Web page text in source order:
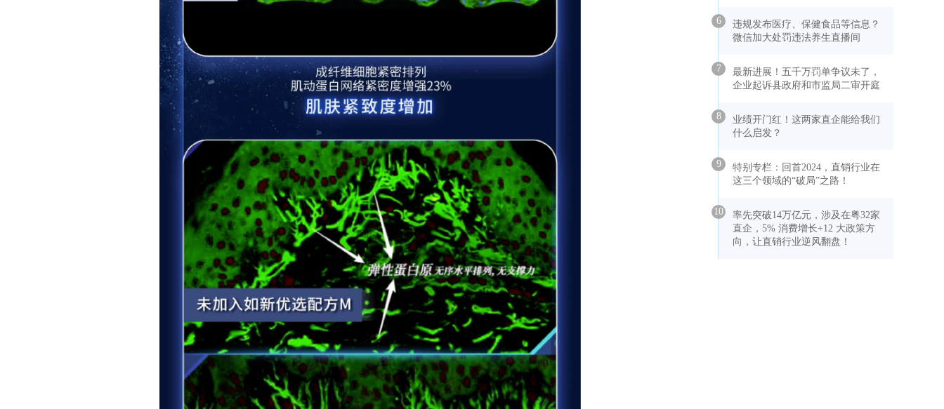
6
违规发布医疗、保健食品等信息？
微信加大处罚违法养生直播间
7
最新进展！五千万罚单争议未了，
企业起诉县政府和市监局二审开庭
8
业绩开门红！这两家直企能给我们
什么启发？
9
特别专栏：回首2024，直销行业在
这三个领域的“破局”之路！
10
率先突破14万亿元，涉及在粤32家
直企，5% 消费增长+12 大政策方
向，让直销行业逆风翻盘！